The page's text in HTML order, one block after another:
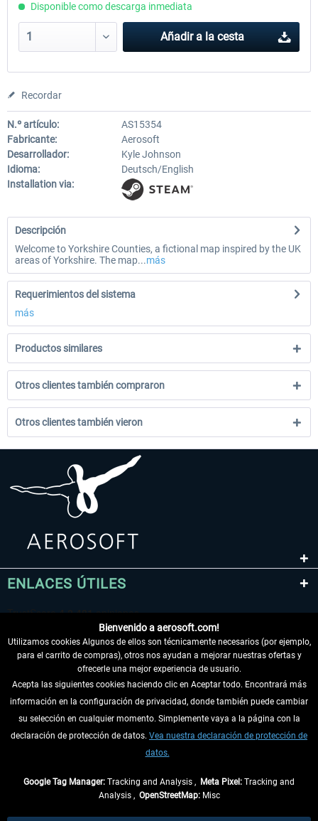
Disponible como descarga inmediata
Añadir a la cesta
Recordar
N.º artículo:
AS15354
Fabricante:
Aerosoft
Desarrollador:
Kyle Johnson
Idioma:
Deutsch/English
Installation via:
Descripción
Welcome to Yorkshire Counties, a fictional map inspired by the UK
areas of Yorkshire. The map...más
Requerimientos del sistema
más
Productos similares
Otros clientes también compraron
Otros clientes también vieron
ENLACES ÚTILES
DESISTIR DEL CONTRATO
INFORMACIÓN
Bienvenido a aerosoft.com!
Utilizamos cookies Algunos de ellos son técnicamente necesarios (por ejemplo,
para el carrito de compras), otros nos ayudan a mejorar nuestras ofertas y
ofrecerle una mejor experiencia de usuario.
Acepta las siguientes cookies haciendo clic en Aceptar todo. Encontrará más
información en la configuración de privacidad, donde también puede cambiar
su selección en cualquier momento. Simplemente vaya a la página con la
declaración de protección de datos. Vea nuestra declaración de protección de
datos.
Google Tag Manager: Tracking and Analysis , Meta Pixel: Tracking and
Analysis , OpenStreetMap:Misc